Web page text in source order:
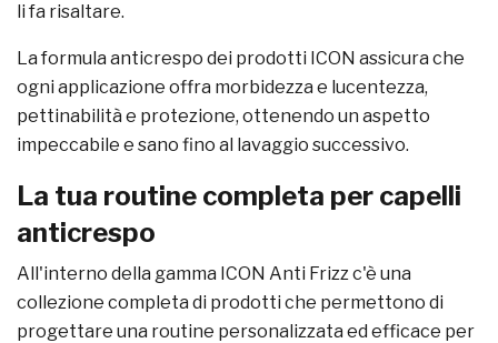
li fa risaltare.
La formula anticrespo dei prodotti ICON assicura che
ogni applicazione offra morbidezza e lucentezza,
pettinabilità e protezione, ottenendo un aspetto
impeccabile e sano fino al lavaggio successivo.
La tua routine completa per capelli
anticrespo
All'interno della gamma ICON Anti Frizz c'è una
collezione completa di prodotti che permettono di
progettare una routine personalizzata ed efficace per